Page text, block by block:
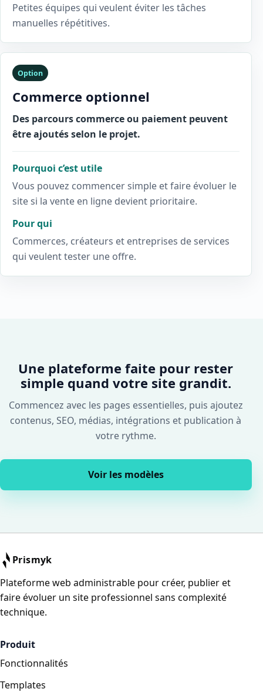
Petites équipes qui veulent éviter les tâches
manuelles répétitives.
Option
Commerce optionnel
Des parcours commerce ou paiement peuvent
être ajoutés selon le projet.
Pourquoi c’est utile
Vous pouvez commencer simple et faire évoluer le
site si la vente en ligne devient prioritaire.
Pour qui
Commerces, créateurs et entreprises de services
qui veulent tester une offre.
Une plateforme faite pour rester
simple quand votre site grandit.
Commencez avec les pages essentielles, puis ajoutez
contenus, SEO, médias, intégrations et publication à
votre rythme.
Voir les modèles
Prismyk
Plateforme web administrable pour créer, publier et
faire évoluer un site professionnel sans complexité
technique.
Produit
Fonctionnalités
Templates